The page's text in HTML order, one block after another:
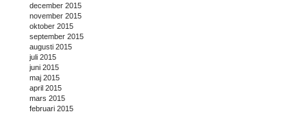
december 2015
november 2015
oktober 2015
september 2015
augusti 2015
juli 2015
juni 2015
maj 2015
april 2015
mars 2015
februari 2015